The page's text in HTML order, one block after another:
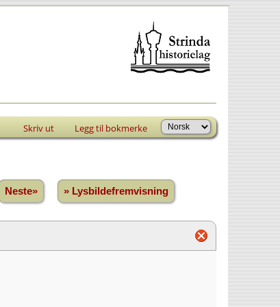
Skriv ut Legg til bokmerke
Neste» » Lysbildefremvisning